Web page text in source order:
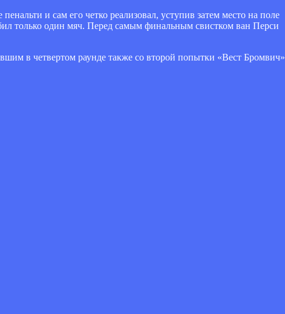
и сам его четко реализовал, уступив затем место на поле
только один мяч. Перед самым финальным свистком ван Перси
в четвертом раунде также со второй попытки «Вест Бромвич»